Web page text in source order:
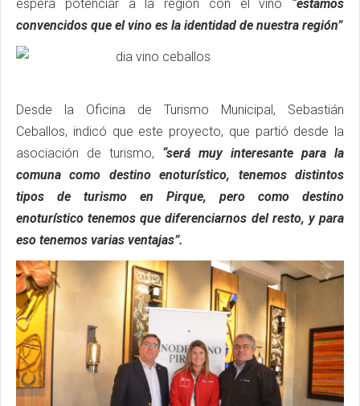
espera potenciar a la región con el vino “estamos
convencidos que el vino es la identidad de nuestra región”
Desde la Oficina de Turismo Municipal, Sebastián
Ceballos, indicó que este proyecto, que partió desde la
asociación de turismo, “será muy interesante para la
comuna como destino enoturístico, tenemos distintos
tipos de turismo en Pirque, pero como destino
enoturístico tenemos que diferenciarnos del resto, y para
eso tenemos varias ventajas”.